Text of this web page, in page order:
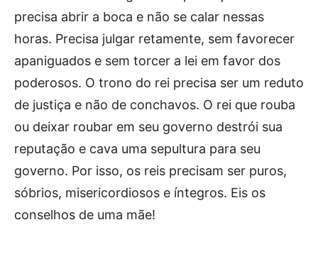
precisa abrir a boca e não se calar nessas
horas. Precisa julgar retamente, sem favorecer
apaniguados e sem torcer a lei em favor dos
poderosos. O trono do rei precisa ser um reduto
de justiça e não de conchavos. O rei que rouba
ou deixar roubar em seu governo destrói sua
reputação e cava uma sepultura para seu
governo. Por isso, os reis precisam ser puros,
sóbrios, misericordiosos e íntegros. Eis os
conselhos de uma mãe!